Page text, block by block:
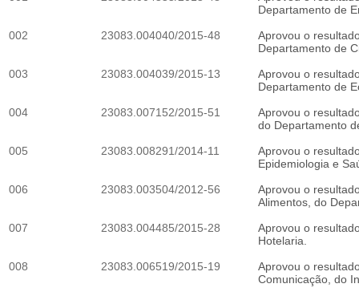
Departamento de
002
23083.004040/2015-48
Aprovou o
Departamento de
003
23083.004039/2015-13
Aprovou o
Departamento de
004
23083.007152/2015-51
Aprovou o
do Departamento
005
23083.008291/2014-11
Aprovou o
Epidemiologia e
006
23083.003504/2012-56
Aprovou o
Alimentos, do
007
23083.004485/2015-28
Aprovou o
Hotelaria.
008
23083.006519/2015-19
Aprovou o
Comunicação, do